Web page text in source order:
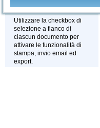
Stampa - Email - Export
Utilizzare la checkbox di
selezione a fianco di
ciascun documento per
attivare le funzionalità di
stampa, invio email ed
export.